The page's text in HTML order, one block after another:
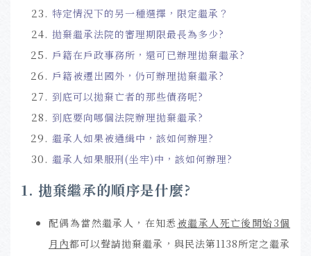
特定情況下的另一種選擇，限定繼承？
拋棄繼承法院的審理期限最長為多少?
戶籍在戶政事務所，還可已辦理拋棄繼承?
戶籍被遷出國外，仍可辦理拋棄繼承?
到底可以拋棄亡者的那些債務呢?
到底要向哪個法院辦理拋棄繼承?
繼承人如果被通緝中，該如何辦理?
繼承人如果服刑(坐牢)中，該如何辦理?
1. 拋棄繼承的順序是什麼?
配偶為當然繼承人，在知悉 被繼承人死亡後開始3個
月內都可以聲請拋棄繼承，與民法第1138所定之繼承